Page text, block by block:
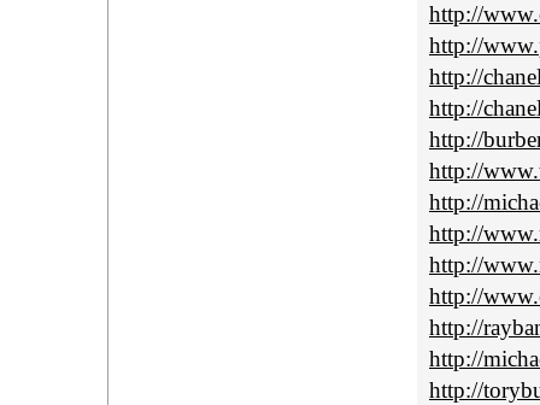
http://
http://
http://
http://
http://
http://
http://
http://
http://
http://
http://
http://
http://